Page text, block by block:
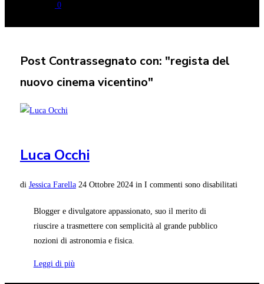
e
0
Post Contrassegnato con: "regista del
nuovo cinema vicentino"
Luca Occhi
di Jessica Farella 24 Ottobre 2024 in I commenti sono disabilitati
Blogger e divulgatore appassionato, suo il merito di
riuscire a trasmettere con semplicità al grande pubblico
nozioni di astronomia e fisica.
Leggi di più